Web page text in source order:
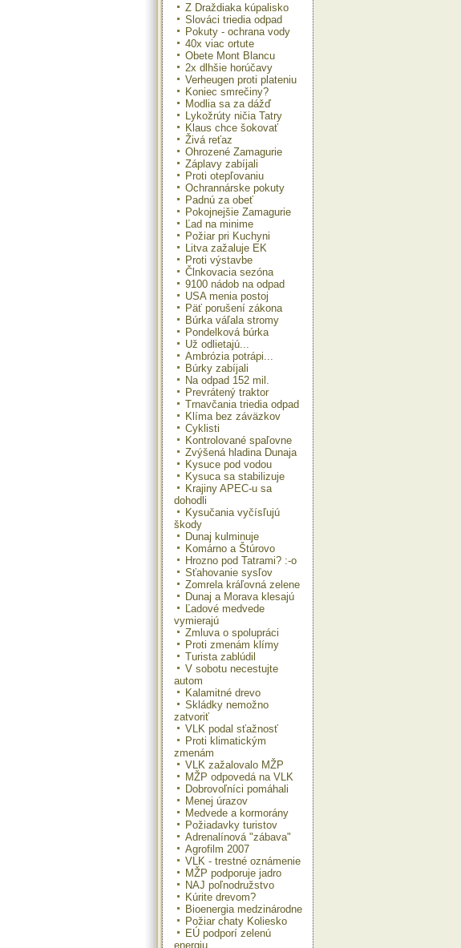
Z Draždiaka kúpalisko
Slováci triedia odpad
Pokuty - ochrana vody
40x viac ortute
Obete Mont Blancu
2x dlhšie horúčavy
Verheugen proti plateniu
Koniec smrečiny?
Modlia sa za dážď
Lykožrúty ničia Tatry
Klaus chce šokovať
Živá reťaz
Ohrozené Zamagurie
Záplavy zabíjali
Proti otepľovaniu
Ochrannárske pokuty
Padnú za obeť
Pokojnejšie Zamagurie
Ľad na minime
Požiar pri Kuchyni
Litva zažaluje EK
Proti výstavbe
Člnkovacia sezóna
9100 nádob na odpad
USA menia postoj
Päť porušení zákona
Búrka váľala stromy
Pondelková búrka
Už odlietajú...
Ambrózia potrápi...
Búrky zabíjali
Na odpad 152 mil.
Prevrátený traktor
Trnavčania triedia odpad
Klíma bez záväzkov
Cyklisti
Kontrolované spaľovne
Zvýšená hladina Dunaja
Kysuce pod vodou
Kysuca sa stabilizuje
Krajiny APEC-u sa
dohodli
Kysučania vyčísľujú
škody
Dunaj kulminuje
Komárno a Štúrovo
Hrozno pod Tatrami? :-o
Sťahovanie sysľov
Zomrela kráľovná zelene
Dunaj a Morava klesajú
Ľadové medvede
vymierajú
Zmluva o spolupráci
Proti zmenám klímy
Turista zablúdil
V sobotu necestujte
autom
Kalamitné drevo
Skládky nemožno
zatvoriť
VLK podal sťažnosť
Proti klimatickým
zmenám
VLK zažalovalo MŽP
MŽP odpovedá na VLK
Dobrovoľníci pomáhali
Menej úrazov
Medvede a kormorány
Požiadavky turistov
Adrenalínová "zábava"
Agrofilm 2007
VLK - trestné oznámenie
MŽP podporuje jadro
NAJ poľnodružstvo
Kúrite drevom?
Bioenergia medzinárodne
Požiar chaty Koliesko
EÚ podporí zelenú
energiu